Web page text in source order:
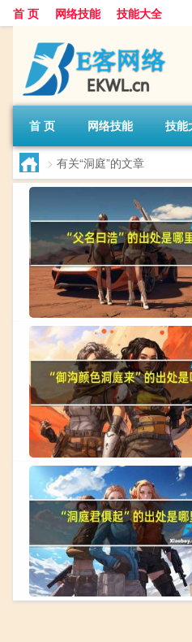
首 页 网络技能 技能大全
首 页 网络技能 技能
> 有关“洞庭”的文章